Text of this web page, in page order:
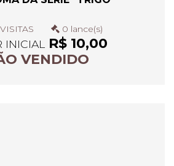
0 lance(s)
INICIAL R$ 10,00
VENDIDO